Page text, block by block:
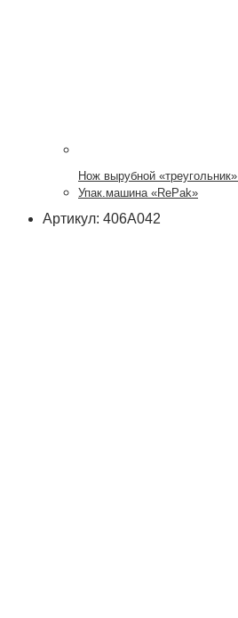
Нож вырубной
Упак.машина «RePak»
Артикул: 406А042